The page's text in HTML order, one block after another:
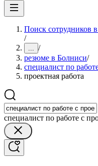
Поиск сотрудников
/
... /
резюме в Болниси/
специалист по
проектная работа
специалист по работе с